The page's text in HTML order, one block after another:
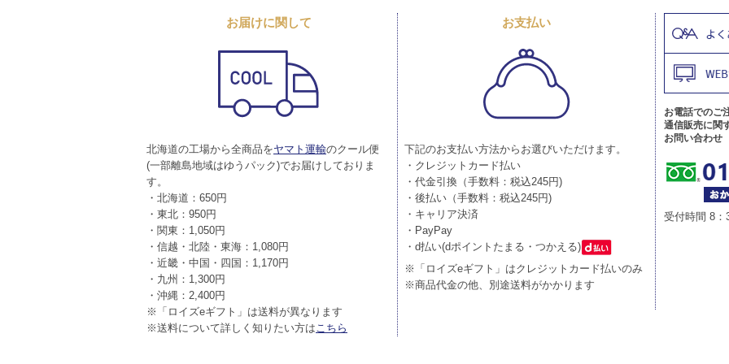
お届けに関して
北海道の工場から全商品をヤマト運輸のクール便
(一部離島地域はゆうパック)でお届けしておりま
す。
・北海道：650円
・東北：950円
・関東：1,050円
・信越・北陸・東海：1,080円
・近畿・中国・四国：1,170円
・九州：1,300円
・沖縄：2,400円
※「ロイズeギフト」は送料が異なります
※送料について詳しく知りたい方はこちら
お支払い
下記のお支払い方法からお選びいただけます。
・クレジットカード払い
・代金引換（手数料：税込245円)
・後払い（手数料：税込245円)
・キャリア決済
・PayPay
・d払い(dポイントたまる・つかえる)
※「ロイズeギフト」はクレジットカード払いのみ
※商品代金の他、別途送料がかかります
お電話でのご
通信販売に関
お問い合わせ
受付時間 8：